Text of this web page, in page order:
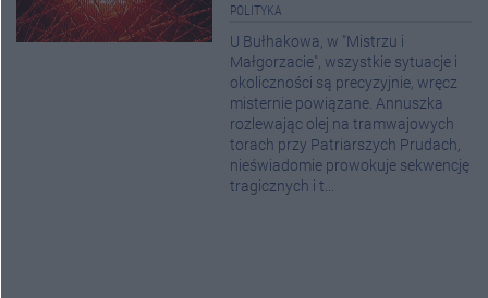
POLITYKA
U Bułhakowa, w "Mistrzu i
Małgorzacie", wszystkie sytuacje i
okoliczności są precyzyjnie, wręcz
misternie powiązane. Annuszka
rozlewając olej na tramwajowych
torach przy Patriarszych Prudach,
nieświadomie prowokuje sekwencję
tragicznych i t...